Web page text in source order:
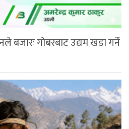
गोबरबाट उद्यम खडा गर्ने